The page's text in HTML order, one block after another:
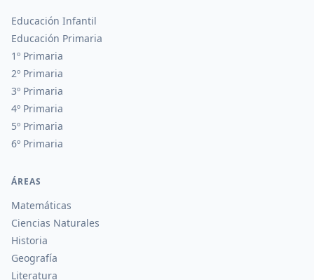
Educación Infantil
Educación Primaria
1º Primaria
2º Primaria
3º Primaria
4º Primaria
5º Primaria
6º Primaria
ÁREAS
Matemáticas
Ciencias Naturales
Historia
Geografía
Literatura